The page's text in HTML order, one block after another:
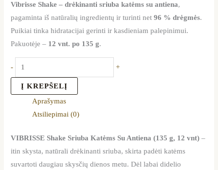
Vibrisse Shake – drėkinanti sriuba katėms su antiena,
pagaminta iš natūralių ingredientų ir turinti net96 % drėgmės.
Puikiai tinka hidratacijai gerinti ir kasdieniam palepinimui.
Pakuotėje – 12 vnt. po 135 g.
- +
Į KREPŠELĮ
Aprašymas
Atsiliepimai (0)
VIBRISSE Shake Sriuba Katėms Su Antiena (135 g, 12 vnt) –
itin skysta, natūrali drėkinanti sriuba, skirta padėti katėms
suvartoti daugiau skysčių dienos metu. Dėl labai didelio